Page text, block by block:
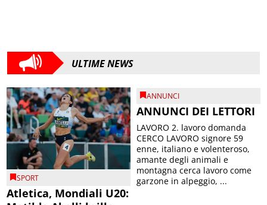
ULTIME NEWS
SPORT
Atletica, Mondiali U20:
ANNUNCI
ANNUNCI DEI LETTORI
LAVORO 2. lavoro domanda
CERCO LAVORO signore 59
enne, italiano e volenteroso,
amante degli animali e
montagna cerca lavoro come
garzone in alpeggio, ...